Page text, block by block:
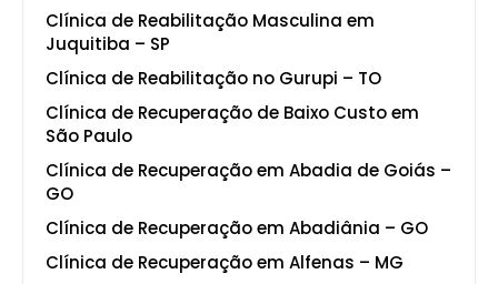
Clínica de Reabilitação Masculina em
Juquitiba – SP
Clínica de Reabilitação no Gurupi – TO
Clínica de Recuperação de Baixo Custo em
São Paulo
Clínica de Recuperação em Abadia de Goiás –
GO
Clínica de Recuperação em Abadiânia – GO
Clínica de Recuperação em Alfenas – MG